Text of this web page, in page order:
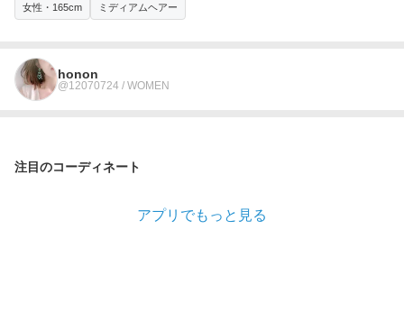
女性・165cm ミディアムヘアー
honon
@12070724 / WOMEN
注目のコーディネート
アプリでもっと見る